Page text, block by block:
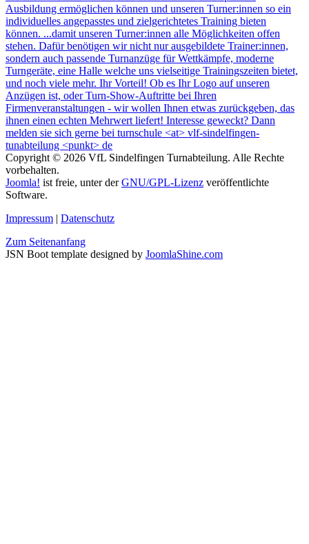
Copyright © 2026 VfL Sindelfingen Turnabteilung. Alle Rechte
vorbehalten.
Joomla! ist freie, unter derGNU/GPL-Lizenz veröffentlichte
Software.
Impressum | Datenschutz
Zum Seitenanfang
JSN Boot template designed by JoomlaShine.com